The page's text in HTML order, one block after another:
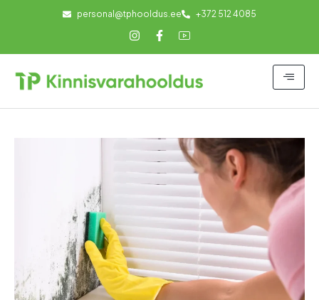
personal@tphooldus.ee +372 512 4085